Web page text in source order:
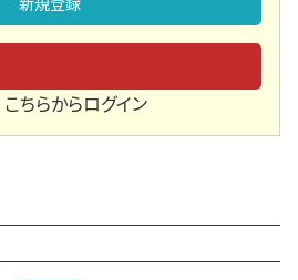
こちらからログイン